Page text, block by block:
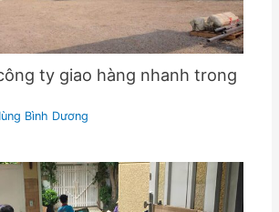
ty giao hàng nhanh trong
Bình Dương